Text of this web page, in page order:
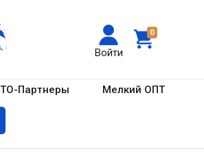
0
Войти
Партнеры Мелкий ОПТ